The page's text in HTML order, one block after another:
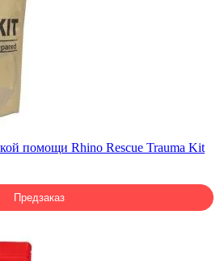
помощи Rhino Rescue Trauma Kit
Предзаказ